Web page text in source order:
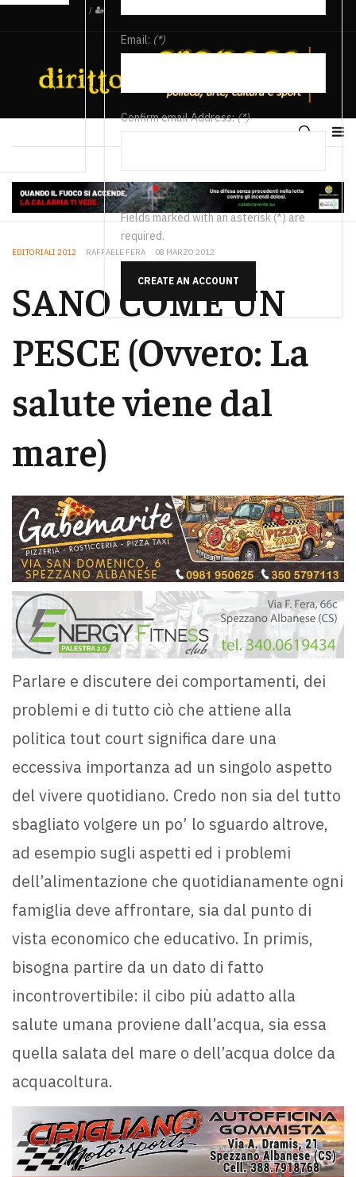
/
Email: (*)
Confirm email Address:(*)
Fields marked with an asterisk (*) are
required.
CREATE AN ACCOUNT
EDITORIALI 2012 RAFFAELE FERA 08 MARZO 2012
SANO COME UN
PESCE (Ovvero: La
salute viene dal
mare)
Parlare e discutere dei comportamenti, dei
problemi e di tutto ciò che attiene alla
politica tout court significa dare una
eccessiva importanza ad un singolo aspetto
del vivere quotidiano. Credo non sia del tutto
sbagliato volgere un po’ lo sguardo altrove,
ad esempio sugli aspetti ed i problemi
dell’alimentazione che quotidianamente ogni
famiglia deve affrontare, sia dal punto di
vista economico che educativo. In primis,
bisogna partire da un dato di fatto
incontrovertibile: il cibo più adatto alla
salute umana proviene dall’acqua, sia essa
quella salata del mare o dell’acqua dolce da
acquacoltura.